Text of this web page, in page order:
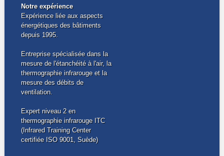
Notre expérience
Expérience liée aux aspects
énergétiques des bâtiments
depuis 1995.
Entreprise spécialisée dans la
mesure de l'étanchéité à l'air, la
thermographie infrarouge et la
mesure des débits de
ventilation.
Expert niveau 2 en
thermographie infrarouge ITC
(Infrared Training Center
certifiée ISO 9001, Suède)